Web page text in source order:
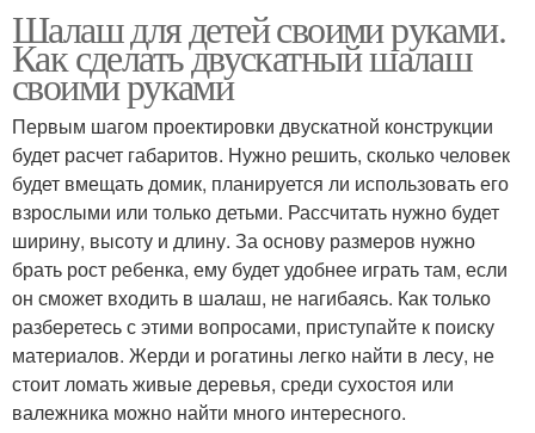
Шалаш для детей своими руками.
Как сделать двускатный шалаш
своими руками
Первым шагом проектировки двускатной конструкции
будет расчет габаритов. Нужно решить, сколько человек
будет вмещать домик, планируется ли использовать его
взрослыми или только детьми. Рассчитать нужно будет
ширину, высоту и длину. За основу размеров нужно
брать рост ребенка, ему будет удобнее играть там, если
он сможет входить в шалаш, не нагибаясь. Как только
разберетесь с этими вопросами, приступайте к поиску
материалов. Жерди и рогатины легко найти в лесу, не
стоит ломать живые деревья, среди сухостоя или
валежника можно найти много интересного.